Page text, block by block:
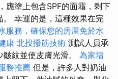
應塗上包含SPF的面霜，剩下
幸運的是，這種效果在完
服務，確保您的房屋免於水
康 北投撥筋技術 測試人員承
紋並使皮膚光滑。 為家增
務推薦 但是，許多人對奶油